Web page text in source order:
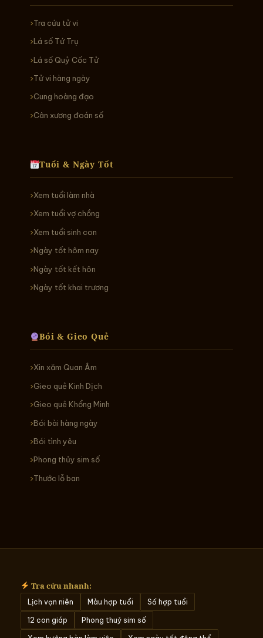
Tra cứu tử vi
Lá số Tứ Trụ
Lá số Quỷ Cốc Tử
Tử vi hàng ngày
Cung hoàng đạo
Cân xương đoán số
Tuổi & Ngày Tốt
Xem tuổi làm nhà
Xem tuổi vợ chồng
Xem tuổi sinh con
Ngày tốt hôm nay
Ngày tốt kết hôn
Ngày tốt khai trương
Bói & Gieo Quẻ
Xin xăm Quan Âm
Gieo quẻ Kinh Dịch
Gieo quẻ Khổng Minh
Bói bài hàng ngày
Bói tình yêu
Phong thủy sim số
Thước lỗ ban
Tra cứu nhanh:
Lịch vạn niên Màu hợp tuổi Số hợp tuổi
12 con giáp Phong thuỷ sim số